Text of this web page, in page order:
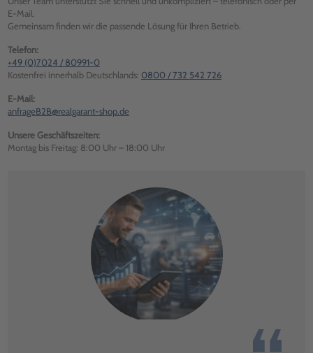
E-Mail.
Gemeinsam finden wir die passende Lösung für Ihren Betrieb.
Telefon:
+49 (0)7024 / 80991-0
Kostenfrei innerhalb Deutschlands: 0800 / 732 542 726
E-Mail:
anfrageB2B@realgarant-shop.de
Unsere Geschäftszeiten:
Montag bis Freitag: 8:00 Uhr – 18:00 Uhr